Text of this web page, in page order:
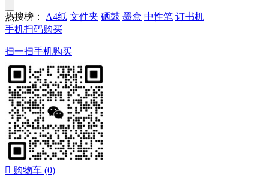
热搜榜： A4纸 文件夹 硒鼓 墨盒 中性笔 订书机
手机扫码购买
扫一扫手机购买
 购物车 (0)